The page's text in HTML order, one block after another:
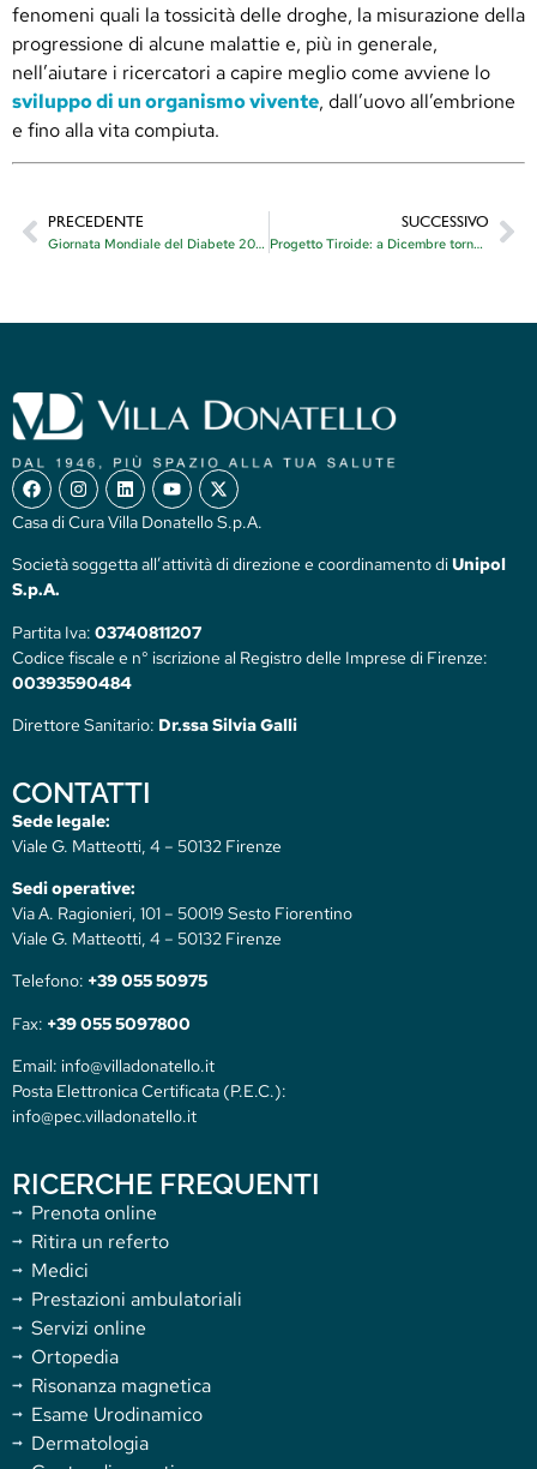
fenomeni quali la tossicità delle droghe, la misurazione della
progressione di alcune malattie e, più in generale,
nell’aiutare i ricercatori a capire meglio come avviene lo
sviluppo di un organismo vivente, dall’uovo all’embrione
e fino alla vita compiuta.
PRECEDENTE
Giornata Mondiale del Diabete 2017
SUCCESSIVO
Progetto Tiroide: a Dicembre torna la diagnosi precoce dei noduli tiroidei
Casa di Cura Villa Donatello S.p.A.
Società soggetta all’attività di direzione e coordinamento diUnipol
S.p.A.
Partita Iva: 03740811207
Codice fiscale e n° iscrizione al Registro delle Imprese di Firenze:
00393590484
Direttore Sanitario: Dr.ssa Silvia Galli
CONTATTI
Sede legale:
Viale G. Matteotti, 4 – 50132 Firenze
Sedi operative:
Via A. Ragionieri, 101 – 50019 Sesto Fiorentino
Viale G. Matteotti, 4 – 50132 Firenze
Telefono: +39 055 50975
Fax: +39 055 5097800
Email: info@villadonatello.it
Posta Elettronica Certificata (P.E.C.):
info@pec.villadonatello.it
RICERCHE FREQUENTI
Prenota online
Ritira un referto
Medici
Prestazioni ambulatoriali
Servizi online
Ortopedia
Risonanza magnetica
Esame Urodinamico
Dermatologia